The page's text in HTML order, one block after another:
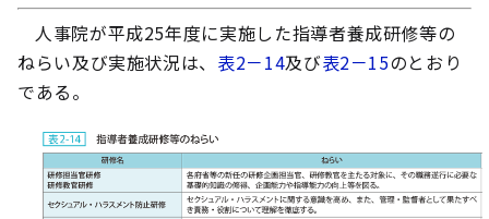
人事院が平成25年度に実施した指導者養成研修等の
ねらい及び実施状況は、 表2－14及び表2－15のとおり
である。